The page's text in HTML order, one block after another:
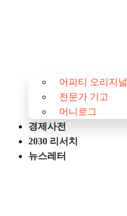
어피티 오리지널
전문가 기고
머니로그
경제사전
2030 리서치
뉴스레터